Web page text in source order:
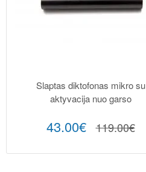
Slaptas diktofonas mikro su
aktyvacija nuo garso
43.00€ 119.00€